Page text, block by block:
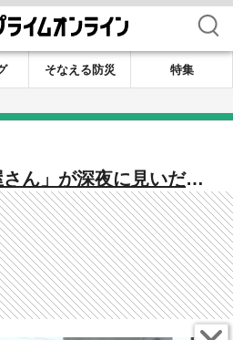
検索
そなえる防災
特集
ん」が深夜に見いだ
く老舗書店が挑む「24
福岡発】